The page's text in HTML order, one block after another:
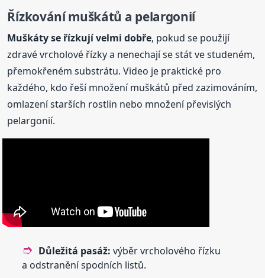
Řízkování muškátů a pelargonií
Muškáty se řízkují velmi dobře, pokud se použijí
zdravé vrcholové řízky a nenechají se stát ve studeném,
přemokřeném substrátu. Video je praktické pro
každého, kdo řeší množení muškátů před zazimováním,
omlazení starších rostlin nebo množení převislých
pelargonií.
Důležitá pasáž: výběr vrcholového řízku
a odstranění spodních listů.